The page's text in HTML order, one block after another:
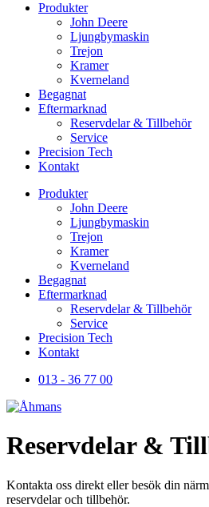
Produkter
John Deere
Ljungbymaskin
Trejon
Kramer
Kverneland
Begagnat
Eftermarknad
Reservdelar & Tillbehör
Service
Precision Tech
Kontakt
Produkter
John Deere
Ljungbymaskin
Trejon
Kramer
Kverneland
Begagnat
Eftermarknad
Reservdelar & Tillbehör
Service
Precision Tech
Kontakt
013 - 36 77 00
Reservdelar &
Kontakta oss direkt eller besök din
reservdelar och tillbehör.